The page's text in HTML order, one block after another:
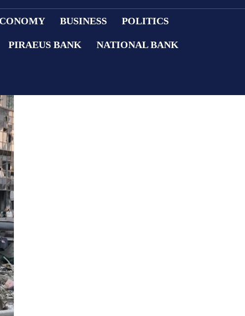
BUSINESS POLITICS
PIRAEUS BANK NATIONAL BANK